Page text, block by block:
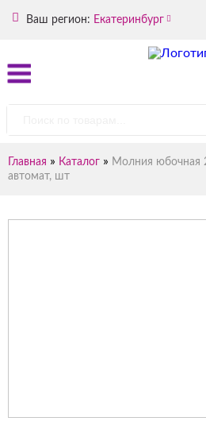
Ваш регион: Екатеринбург
Главная » Каталог » Молния юбочная
автомат, шт